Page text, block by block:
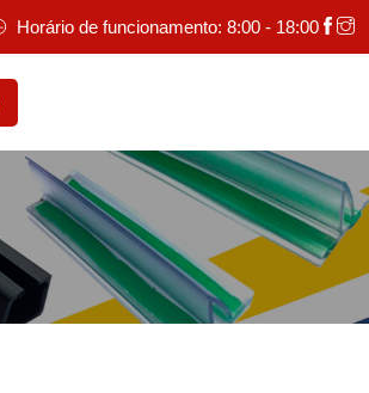
Horário de funcionamento: 8:00 - 18:00